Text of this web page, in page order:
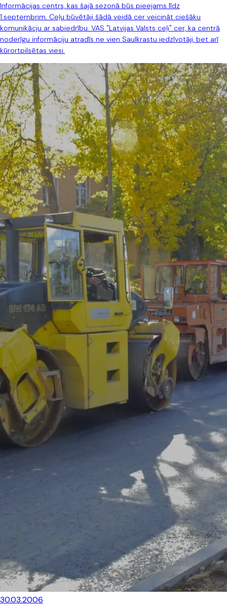
Informācijas centrs, kas šajā sezonā būs pieejams līdz
1.septembrim. Ceļu būvētāji šādā veidā cer veicināt ciešāku
komunikācju ar sabiedrību. VAS "Latvijas Valsts ceļi" cer, ka centrā
noderīgu informāciju atradīs ne vien Saulkrastu iedzīvotāji, bet arī
kūrortpilsētas viesi.
30.03.2006